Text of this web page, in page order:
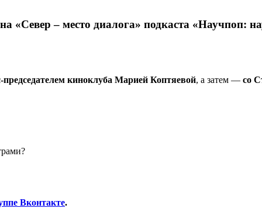
«Север – место диалога» подкаста «Научпоп:
председателем киноклуба Марией Коптяевой, а затем — со
Вконтакте.